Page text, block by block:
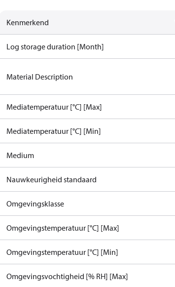
Kenmerkend
Log storage duration [Month]
Material Description
Mediatemperatuur [°C] [Max]
Mediatemperatuur [°C] [Min]
Medium
Nauwkeurigheid standaard
Omgevingsklasse
Omgevingstemperatuur [°C] [Max]
Omgevingstemperatuur [°C] [Min]
Omgevingsvochtigheid [% RH] [Max]